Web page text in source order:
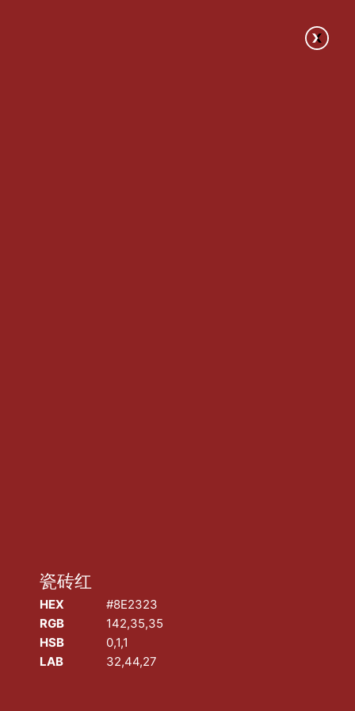
瓷砖红
HEX
#8E2323
RGB
142,35,35
HSB
0,1,1
LAB
32,44,27
COPYRIGHT 2026迈像网络• 版权所有 |
B2-20221113